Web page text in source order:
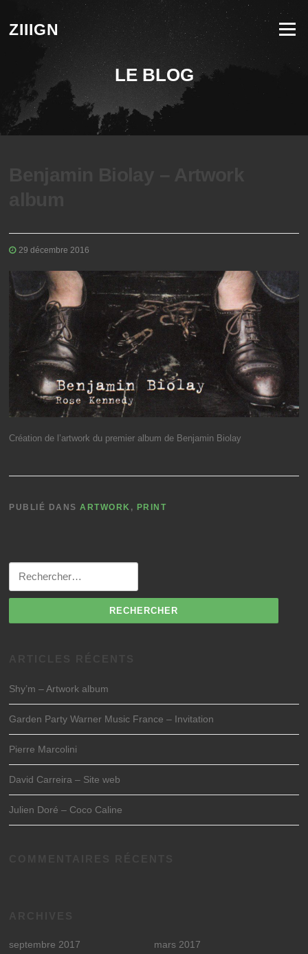
Aller au contenu
ZIIIGN Menu
LE BLOG
29 décembre 2016
Création de l’artwork du premier album de Benjamin Biolay
PUBLIÉ DANSARTWORK , PRINT
Shy’m – Artwork album
Garden Party Warner Music France – Invitation
Pierre Marcolini
David Carreira – Site web
Julien Doré – Coco Caline
septembre 2017
mars 2017